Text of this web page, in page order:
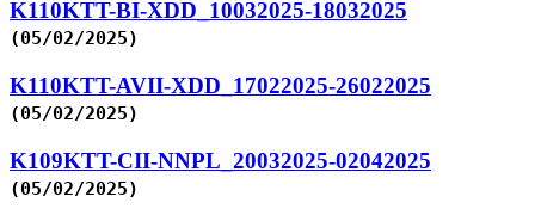
K110KTT-BI-XDD_10032025-18032025
(05/02/2025)
K110KTT-AVII-XDD_17022025-26022025
(05/02/2025)
K109KTT-CII-NNPL_20032025-02042025
(05/02/2025)